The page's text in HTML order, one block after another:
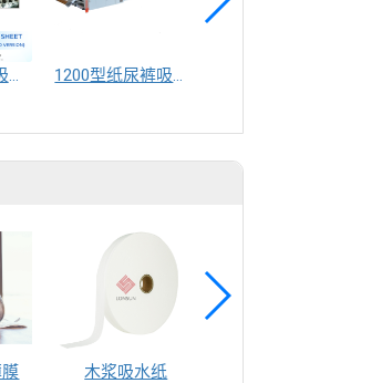
2400型纸尿裤吸水芯体机 1200型纸尿裤吸水芯体机-基础版
木浆吸水纸